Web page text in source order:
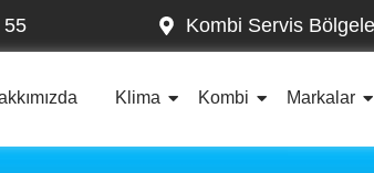
55 Kombi Servis
Klima Kombi Markalar